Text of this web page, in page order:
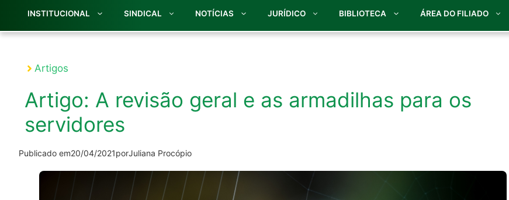
INSTITUCIONAL SINDICAL NOTÍCIAS JURÍDICO BIBLIOTECA ÁREA DO FILIADO
Artigos
Artigo: A revisão geral e as armadilhas para os
servidores
Publicado em20/04/2021porJuliana Procópio